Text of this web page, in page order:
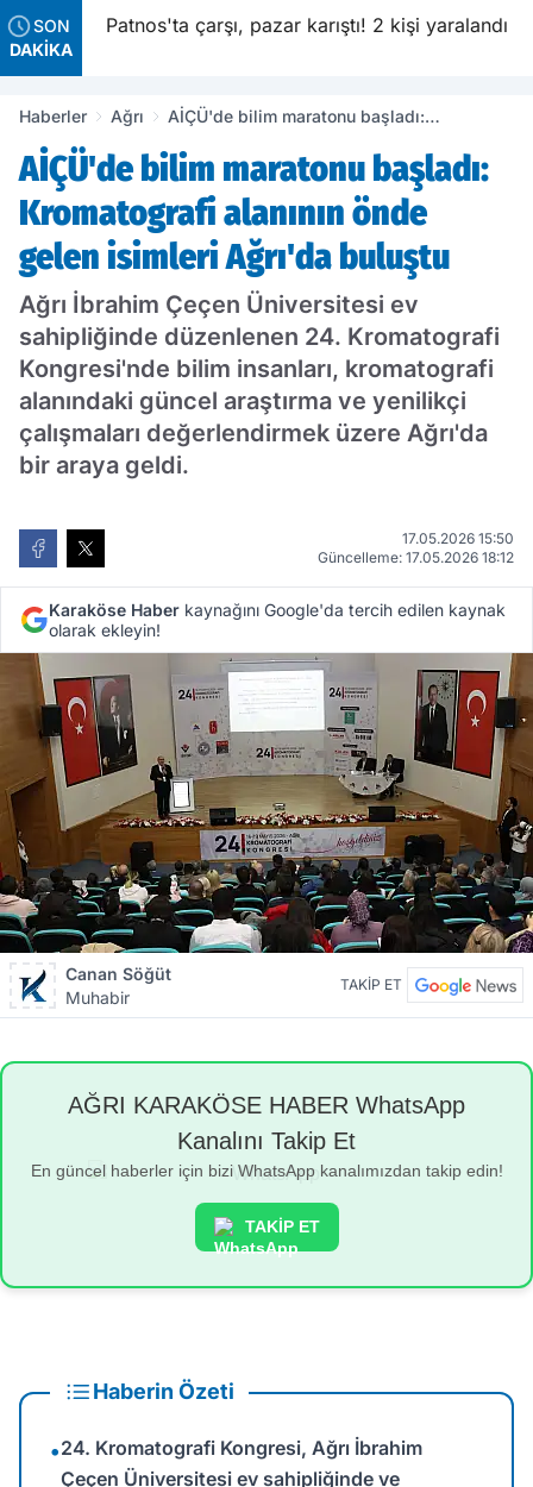
SON
DAKİKA
bin Patnos'ta çarşı, pazar karıştı! 2 kişi yaralandı
Haberler Ağrı
AİÇÜ'de bilim maratonu başladı:
Ağrı'da buluştu
AİÇÜ'de bilim maratonu başladı:
Kromatografi alanının önde
gelen isimleri Ağrı'da buluştu
Ağrı İbrahim Çeçen Üniversitesi ev
sahipliğinde düzenlenen 24. Kromatografi
Kongresi'nde bilim insanları, kromatografi
alanındaki güncel araştırma ve yenilikçi
çalışmaları değerlendirmek üzere Ağrı'da
bir araya geldi.
17.05.2026 15:50
Güncelleme: 17.05.2026 18:12
Karaköse Haber kaynağını Google'da tercih edilen kaynak
olarak ekleyin!
Canan Söğüt
Muhabir
TAKİP ET
AĞRI KARAKÖSE HABER WhatsApp
Kanalını Takip Et
En güncel haberler için bizi WhatsApp kanalımızdan takip edin!
TAKİP ET
Haberin Özeti
•24. Kromatografi Kongresi, Ağrı İbrahim
Çeçen Üniversitesi ev sahipliğinde ve